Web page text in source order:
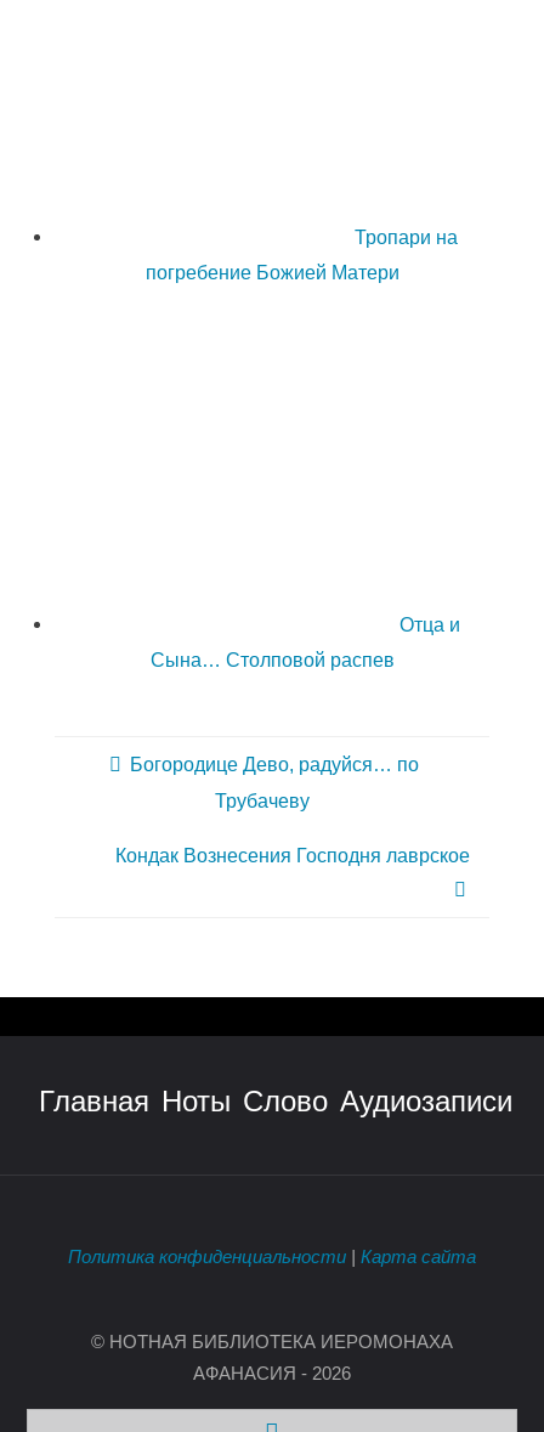
Тропари на
погребение Божией Матери
Отца и
Сына… Столповой распев
Богородице Дево, радуйся… по
Трубачеву
Кондак Вознесения Господня лаврское
Главная Ноты Слово Аудиозаписи
Политика конфиденциальности Карта сайта
© НОТНАЯ БИБЛИОТЕКА ИЕРОМОНАХА
АФАНАСИЯ - 2026